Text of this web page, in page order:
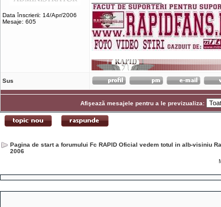
Data înscrierii: 14/Apr/2006
Mesaje: 605
Sus
Afişează mesajele pentru a le previzualiza:
Pagina de start a forumului Fc RAPID Oficial vedem totul in alb-visiniu
2006